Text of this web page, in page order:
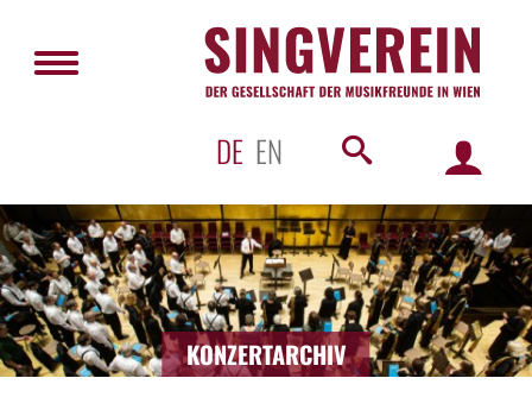
DE EN
KONZERTARCHIV